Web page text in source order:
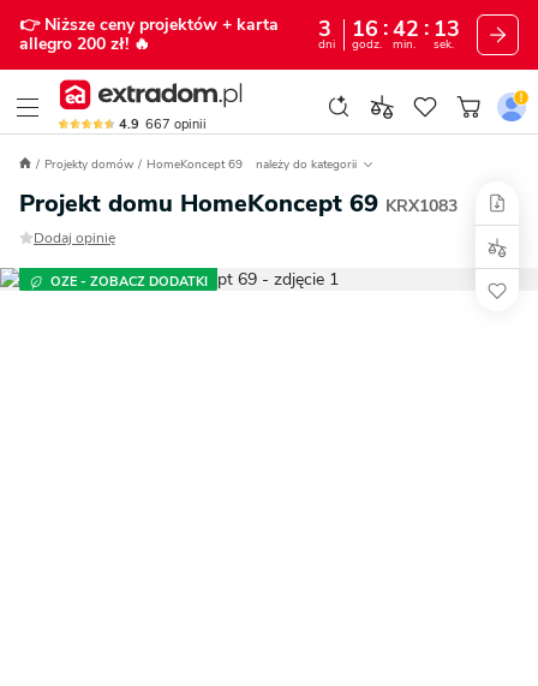
👉 Niższe ceny projektów + karta
allegro 200 zł! 🔥
3
dni
16
godz.
42
min.
12
sek.
4.9 667 opinii
Projekty domów HomeKoncept 69 należy do kategorii
Projekt domu HomeKoncept 69 KRX1083
Dodaj opinię
OZE - ZOBACZ DODATKI